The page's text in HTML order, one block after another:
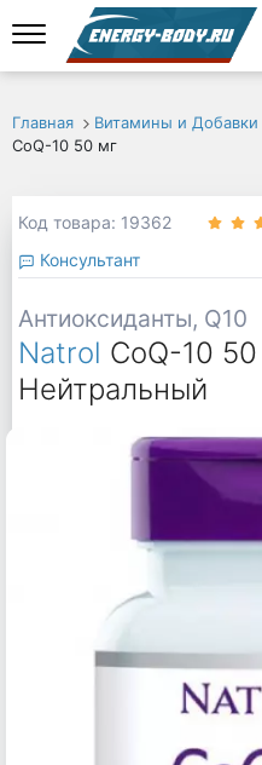
Главная Витамины и Добавки
CoQ-10 50 мг
Код товара: 19362
Консультант
Антиоксиданты, Q10
Natrol CoQ-10
Нейтральный